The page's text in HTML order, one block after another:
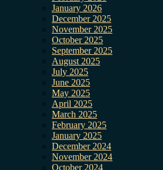
January 2026
December 2025
November 2025
October 2025
September 2025
August 2025
July 2025
June 2025
May 2025
April 2025
March 2025
February 2025
January 2025
December 2024
November 2024
October 2024